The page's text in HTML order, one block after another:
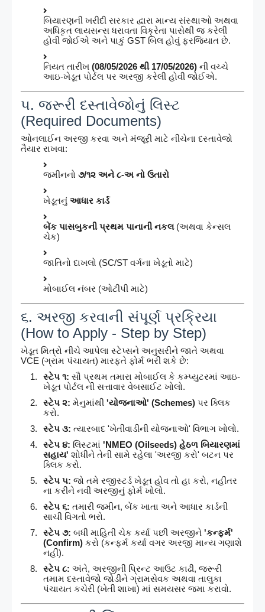
બિયારણની ખરીદી સરકાર દ્વારા માન્ય સંસ્થાઓ અથવા
અધિકૃત લાયસન્સ ધરાવતા વિક્રેતા પાસેથી જ કરેલી
હોવી જોઈએ અને પાકું GST બિલ હોવું ફરજિયાત છે.
નિયત તારીખ (08/05/2026 થી 17/05/2026) ની વચ્ચે
આઇ-ખેડૂત પોર્ટલ પર અરજી કરેલી હોવી જોઈએ.
૫. જરૂરી દસ્તાવેજોનું લિસ્ટ
(Required Documents)
ઓનલાઈન અરજી કરવા અને મંજૂરી માટે નીચેના દસ્તાવેજો
તૈયાર રાખવા:
જમીનનો ૭/૧૨ અને ૮-અ નો ઉતારો
ખેડૂતનું આધાર કાર્ડ
બેંક પાસબુકની પ્રથમ પાનાની નકલ(અથવા કેન્સલ
ચેક)
જાતિનો દાખલો (SC/ST વર્ગના ખેડૂતો માટે)
મોબાઈલ નંબર (ઓટીપી માટે)
૬. અરજી કરવાની સંપૂર્ણ પ્રક્રિયા
(How to Apply - Step by Step)
ખેડૂત મિત્રો નીચે આપેલા સ્ટેપ્સને અનુસરીને જાતે અથવા
VCE (ગ્રામ પંચાયત) મારફતે ફોર્મ ભરી શકે છે:
સ્ટેપ ૧: સૌ પ્રથમ તમારા મોબાઈલ કે કમ્પ્યુટરમાં આઇ-
ખેડૂત પોર્ટલ ની સત્તાવાર વેબસાઈટ ખોલો.
સ્ટેપ ૨: મેનુમાંથી 'યોજનાઓ' (Schemes) પર ક્લિક
કરો.
સ્ટેપ ૩: ત્યારબાદ 'ખેતીવાડીની યોજનાઓ' વિભાગ ખોલો.
સ્ટેપ ૪: લિસ્ટમાં 'NMEO (Oilseeds) હેઠળ બિયારણમાં
સહાય' શોધીને તેની સામે રહેલા 'અરજી કરો' બટન પર
ક્લિક કરો.
સ્ટેપ ૫: જો તમે રજીસ્ટર્ડ ખેડૂત હોવ તો હા કરો, નહીંતર
ના કરીને નવી અરજીનું ફોર્મ ખોલો.
સ્ટેપ ૬: તમારી જમીન, બેંક ખાતા અને આધાર કાર્ડની
સાચી વિગતો ભરો.
સ્ટેપ ૭: બધી માહિતી ચેક કર્યા પછી અરજીને 'કન્ફર્મ'
(Confirm) કરો (કન્ફર્મ કર્યા વગર અરજી માન્ય ગણાશે
નહીં).
સ્ટેપ ૮: અંતે, અરજીની પ્રિન્ટ આઉટ કાઢી, જરૂરી
તમામ દસ્તાવેજો જોડીને ગ્રામસેવક અથવા તાલુકા
પંચાયત કચેરી (ખેતી શાખા) માં સમયસર જમા કરાવો.